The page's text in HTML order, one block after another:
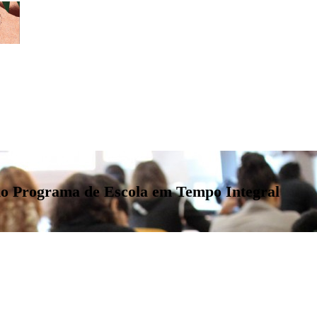
Programa de Escola em Tempo Integral